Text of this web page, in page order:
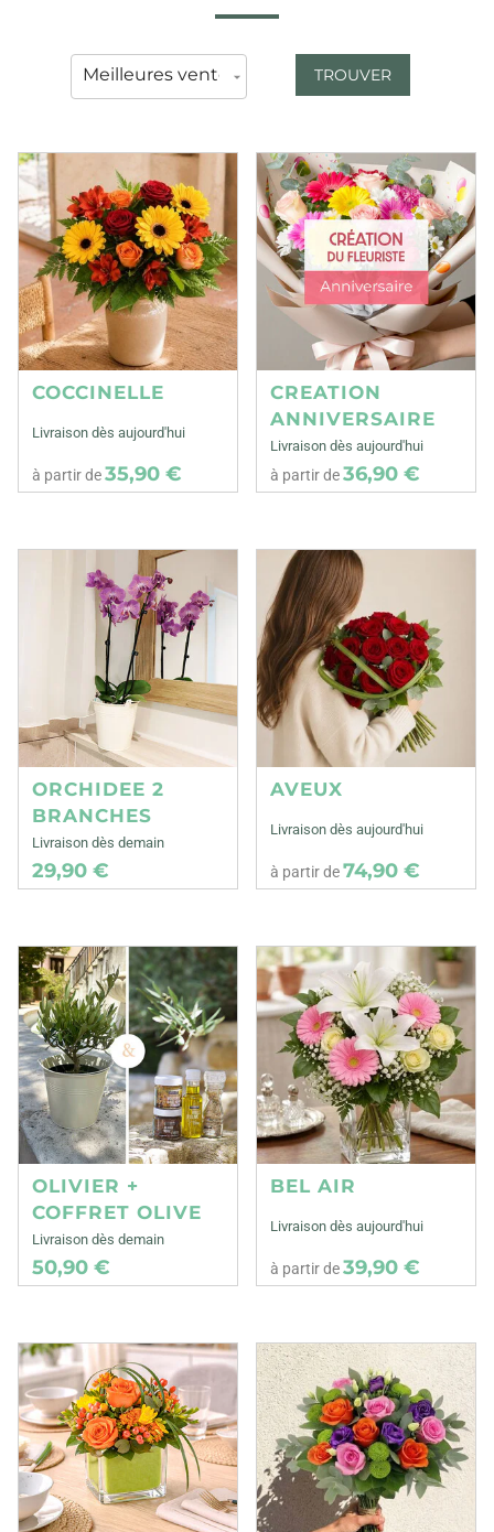
TROUVER
COCCINELLE
Livraison dès aujourd'hui
à partir de35,90 €
CREATION
ANNIVERSAIRE
Livraison dès aujourd'hui
à partir de36,90 €
ORCHIDEE 2
BRANCHES
Livraison dès demain
29,90 €
AVEUX
Livraison dès aujourd'hui
à partir de74,90 €
OLIVIER +
COFFRET OLIVE
Livraison dès demain
50,90 €
BEL AIR
Livraison dès aujourd'hui
à partir de39,90 €